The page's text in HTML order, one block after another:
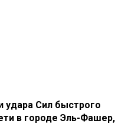
удара Сил быстрого
в городе Эль-Фашер,